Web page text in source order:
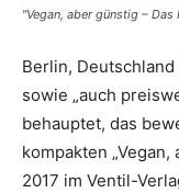
"Vegan, aber günstig –
Berlin,
sowie „auch
behauptet, das
kompakten „Vegan,
2017 im Ventil-